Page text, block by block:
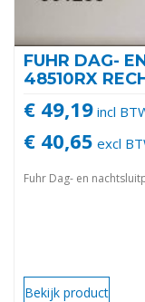
FUHR DAG-
48510RX
€ 49,19 incl
€ 40,65 excl
Fuhr Dag- en
Bekijk product